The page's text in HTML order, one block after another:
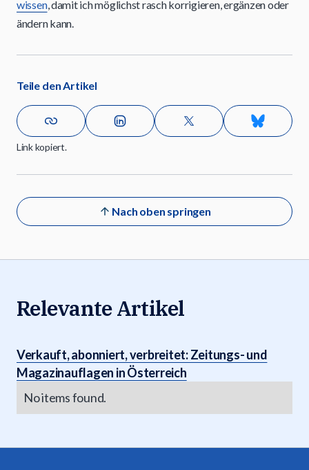
wissen, damit ich möglichst rasch korrigieren, ergänzen oder
ändern kann.
Teile den Artikel
Link kopiert.
Nach oben springen
Relevante Artikel
Verkauft, abonniert, verbreitet: Zeitungs- und
Magazinauflagen in Österreich
No items found.